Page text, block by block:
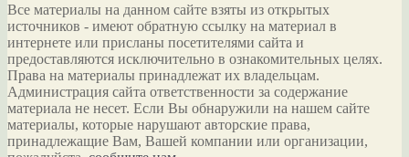
Все материалы на данном сайте взяты из открытых
источников - имеют обратную ссылку на материал в
интернете или присланы посетителями сайта и
предоставляются исключительно в ознакомительных целях.
Права на материалы принадлежат их владельцам.
Администрация сайта ответственности за содержание
материала не несет. Если Вы обнаружили на нашем сайте
материалы, которые нарушают авторские права,
принадлежащие Вам, Вашей компании или организации,